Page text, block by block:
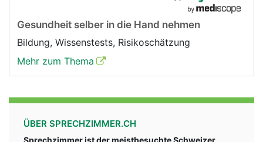
Gesundheit selber in die Hand nehmen
Bildung, Wissenstests, Risikoschätzung
Mehr zum Thema
ÜBER SPRECHZIMMER.CH
Sprechzimmer ist der meistbesuchte Schweizer